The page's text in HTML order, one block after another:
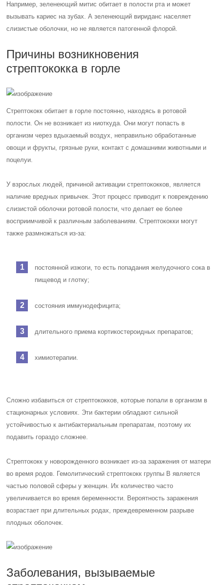
Например, зеленеющий митис обитает в полости рта и может
вызывать кариес на зубах. А зеленеющий вириданс населяет
слизистые оболочки, но не является патогенной флорой.
Причины возникновения
стрептококка в горле
Стрептококк обитает в горле постоянно, находясь в ротовой
полости. Он не возникает из ниоткуда. Они могут попасть в
организм через вдыхаемый воздух, неправильно обработанные
овощи и фрукты, грязные руки, контакт с домашними животными и
поцелуи.
У взрослых людей, причиной активации стрептококков, является
наличие вредных привычек. Этот процесс приводит к повреждению
слизистой оболочки ротовой полости, что делает ее более
восприимчивой к различным заболеваниям. Стрептококки могут
также размножаться из-за:
постоянной изжоги, то есть попадания желудочного сока в
пищевод и глотку;
состояния иммунодефицита;
длительного приема кортикостероидных препаратов;
химиотерапии.
Сложно избавиться от стрептококков, которые попали в организм в
стационарных условиях. Эти бактерии обладают сильной
устойчивостью к антибактериальным препаратам, поэтому их
подавить гораздо сложнее.
Стрептококк у новорожденного возникает из-за заражения от матери
во время родов. Гемолитический стрептококк группы В является
частью половой сферы у женщин. Их количество часто
увеличивается во время беременности. Вероятность заражения
возрастает при длительных родах, преждевременном разрыве
плодных оболочек.
Заболевания, вызываемые